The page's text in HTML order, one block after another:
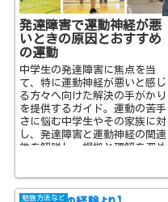
発達障害で運動神経が悪
いときの原因とおすすめ
の運動
中学生の発達障害に焦点を当
て、特に運動神経が悪いと感じ
る方々へ向けた解決の手がかり
を提供するガイド。運動の苦手
さに悩む中学生やその家族に対
し、発達障害と運動神経の関連
性を解説し、根拠と理解を深め
勉強方法など